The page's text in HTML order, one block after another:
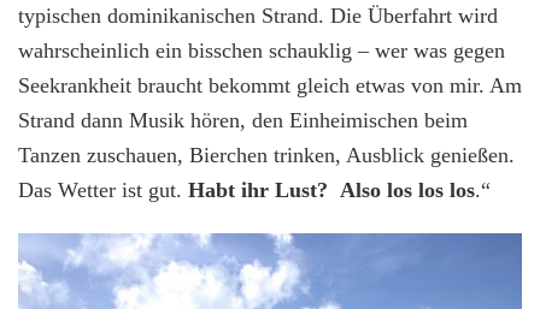
typischen dominikanischen Strand. Die Überfahrt wird
wahrscheinlich ein bisschen schauklig – wer was gegen
Seekrankheit braucht bekommt gleich etwas von mir. Am
Strand dann Musik hören, den Einheimischen beim
Tanzen zuschauen, Bierchen trinken, Ausblick genießen.
Das Wetter ist gut. Habt ihr Lust? Also los los los.“